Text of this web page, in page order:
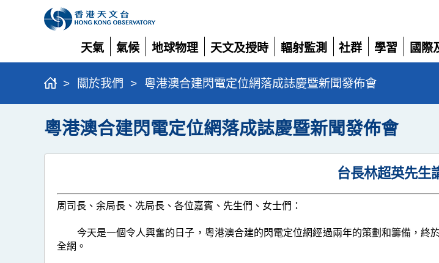
天氣
展
開
氣候
展
開
地球物理
展
開
天文及授時
展
開
輻射監測
展
開
社群
展
開
學習
展
開
國際
展
> 關於我們 > 粵港澳合建閃電定位網落成誌慶暨新聞發佈會
粵港澳合建閃電定位網落成誌慶暨新聞發佈會
台長林超英先生
周司長、余局長、冼局長、各位嘉賓、先生們、女士們：
今天是一個令人興奮的日子，粵港澳合建的閃電定位網經過兩年的策劃和籌備，終
全網。